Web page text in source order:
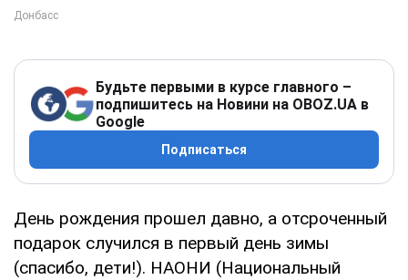
Будьте первыми в курсе главного –
подпишитесь на Новини на OBOZ.UA в
Google
Подписаться
День рождения прошел давно, а отсроченный
подарок случился в первый день зимы
(спасибо, дети!). НАОНИ (Национальный